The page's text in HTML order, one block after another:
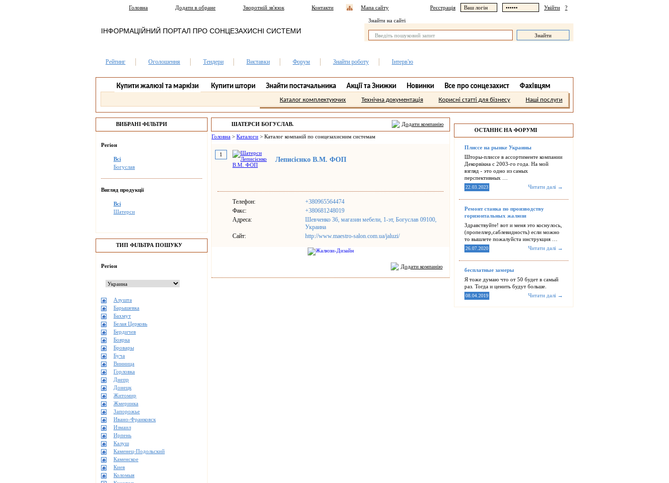
Реєстрація Увійти ?
Головна Додати в обране Зворотній зв'язок Контакти Мапа сайту
Знайти на сайті
ІНФОРМАЦІЙНИЙ ПОРТАЛ ПРО СОНЦЕЗАХИСНІ СИСТЕМИ
Рейтинг Оголошення Тендери Виставки Форум Знайти роботу Інтерв'ю
Купити жалюзі та маркізи Купити штори Знайти постачальника Акції та Знижки Новинки Все про сонцезахист Фахівцям
Каталог комплектуючих Технічна документація Корисні статті для бізнесу Наші послуги
ВИБРАНІ ФІЛЬТРИ
Регіон
Всі
Богуслав
Вигляд продукції
Всі
Шатерси
ТИП ФІЛЬТРА ПОШУКУ
Регіон
Алушта
Барышевка
Бахмут
Белая Церковь
Бердичев
Боярка
Бровары
Буча
Винница
Горловка
Днепр
Донецк
Житомир
Жмеринка
Запорожье
Ивано-Франковск
Измаил
Ирпень
Калуш
Каменец-Подольский
Каменское
Киев
Коломыя
Додати компанію
ШАТЕРСИ БОГУСЛАВ.
Головна > Каталоги > Каталог компаній по сонцезахисним системам
1
Леписієнко В.М. ФОП
Телефон:
+380965564474
Факс:
+380681248019
Адреса:
Шевченко 36, магазин мебели, 1-эт, Богуслав 09100,
Украина
Сайт:
http://www.maestro-salon.com.ua/jaluzi/
Додати компанію
ОСТАННЄ НА ФОРУМІ
Плиссе на рынке Украины
Шторы-плиссе в ассортименте компании
Декорвікна с 2003-го года. На мой
взгляд - это одно из самых
перспективных …
Читати далі →
22.03.2023
Ремонт станка по производству
горизонтальных жалюзи
Здравствуйте! вот и меня это коснулось,
(пропеллер,саблевидность) если можно
то вышлете пожалуйста инструкция …
Читати далі →
26.07.2020
бесплатные замеры
Я тоже думаю что от 50 будет в самый
раз. Тогда и ценить будут больше.
Читати далі →
08.04.2019